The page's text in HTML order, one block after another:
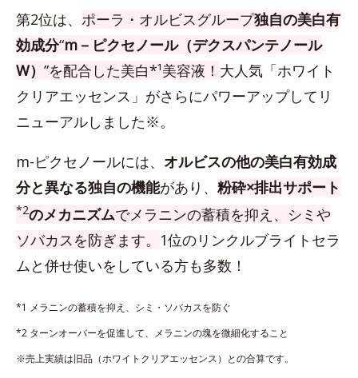
第2位は、 ポーラ・オルビスグループ独自の美白有
効成分“m－ピクセノール（デクスパンテノール
W） ”を配合した美白*¹美容液！ 大人気「ホワイト
クリアエッセンス」がさらにパワーアップしてリ
ニューアルしました※。
m-ピクセノールには、 オルビスの他の美白有効成
分と異なる独自の機能があり、 粉砕×排出サポート
*2のメカニズムでメラニンの蓄積を抑え、シミや
ソバカスを防ぎます。 1位のリンクルブライトセラ
ムと併せ使いをしている方も多数！
*1 メラニンの蓄積を抑え、シミ・ソバカスを防ぐ
*2 ターンオーバーを促進して、メラニンの塊を微細化すること
※売上実績は旧品（ホワイトクリアエッセンス）との合算です。